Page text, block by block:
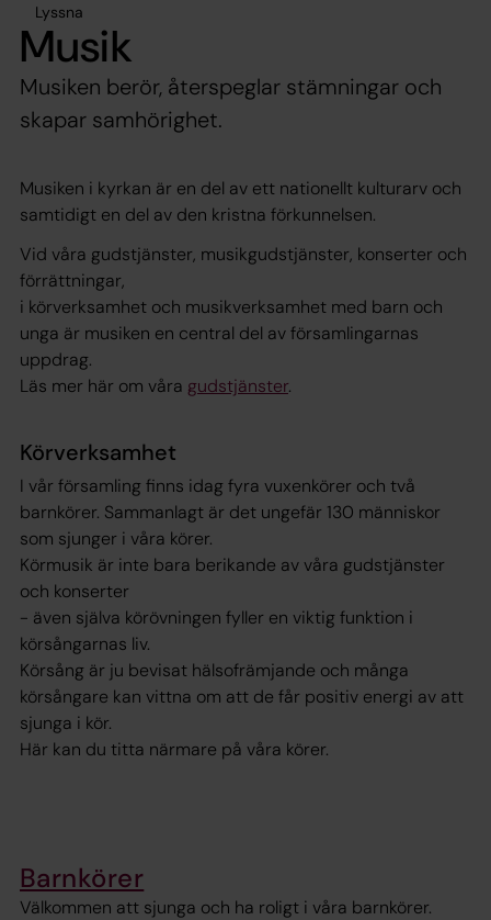
Lyssna
Musik
Musiken berör, återspeglar stämningar och
skapar samhörighet.
Musiken i kyrkan är en del av ett nationellt kulturarv och
samtidigt en del av den kristna förkunnelsen.
Vid våra gudstjänster, musikgudstjänster, konserter och
förrättningar,
i körverksamhet och musikverksamhet med barn och
unga är musiken en central del av församlingarnas
uppdrag.
Läs mer här om våra gudstjänster.
Körverksamhet
I vår församling finns idag fyra vuxenkörer och två
barnkörer. Sammanlagt är det ungefär 130 människor
som sjunger i våra körer.
Körmusik är inte bara berikande av våra gudstjänster
och konserter
- även själva körövningen fyller en viktig funktion i
körsångarnas liv.
Körsång är ju bevisat hälsofrämjande och många
körsångare kan vittna om att de får positiv energi av att
sjunga i kör.
Här kan du titta närmare på våra körer.
Barnkörer
Välkommen att sjunga och ha roligt i våra barnkörer.